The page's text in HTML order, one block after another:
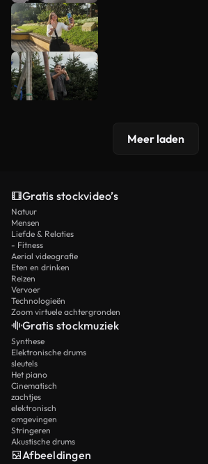
Meer laden
Gratis stockvideo’s
Natuur
Mensen
Liefde & Relaties
- Fitness
Aerial videografie
Eten en drinken
Reizen
Vervoer
Technologieën
Zoom virtuele achtergronden
Gratis stockmuziek
Synthese
Elektronische drums
sleutels
Het piano
Cinematisch
zachtjes
elektronisch
omgevingen
Stringeren
Akustische drums
Afbeeldingen